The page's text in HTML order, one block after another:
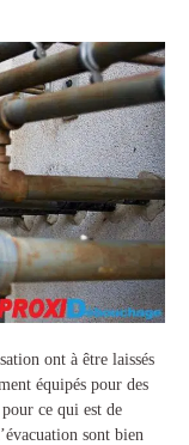
ont à être laissés
équipés pour des
ce qui est de
sont bien